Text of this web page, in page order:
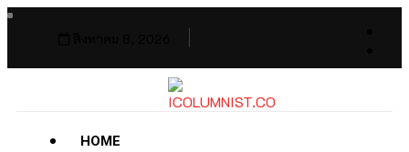
HOME